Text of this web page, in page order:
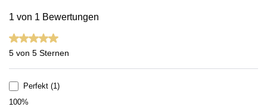
1 von 1 Bewertungen
Durchschnittliche Bewertung von 5 von 5 Sternen
5 von 5 Sternen
Perfekt (1)
100%